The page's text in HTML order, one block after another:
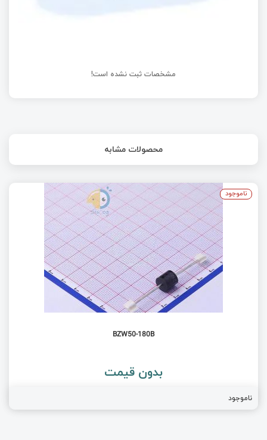
مشخصات ثبت نشده است!
محصولات مشابه
BZW50-180B
بدون قیمت
ناموجود
ناموجود